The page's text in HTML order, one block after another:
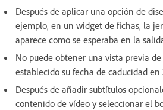
Después de aplicar una opción de
ejemplo, en un widget de fichas, la
aparece como se esperaba en la
No puede obtener una vista previa
establecido su fecha de caducidad en
Después de añadir subtítulos
contenido de vídeo y seleccionar el